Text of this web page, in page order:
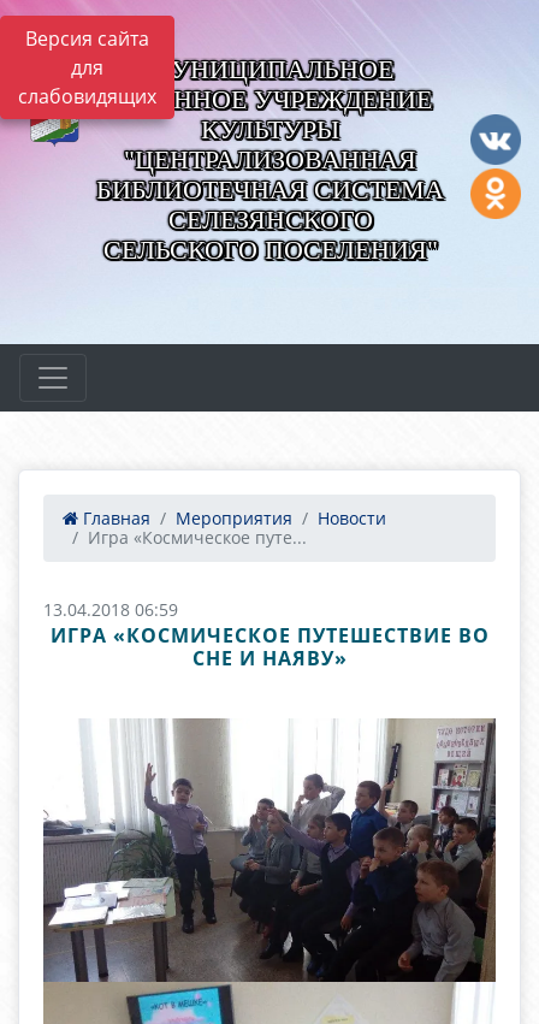
Версия сайта
для
слабовидящих
МУНИЦИПАЛЬНОЕ
КАЗЕННОЕ УЧРЕЖДЕНИЕ
КУЛЬТУРЫ
"ЦЕНТРАЛИЗОВАННАЯ
БИБЛИОТЕЧНАЯ СИСТЕМА
СЕЛЕЗЯНСКОГО
СЕЛЬСКОГО ПОСЕЛЕНИЯ"
Главная Мероприятия
Новости
Игра «Космическое путе...
13.04.2018 06:59
ИГРА «КОСМИЧЕСКОЕ ПУТЕШЕСТВИЕ ВО
СНЕ И НАЯВУ»